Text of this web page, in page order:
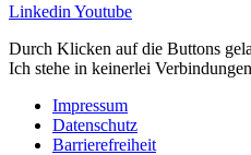
Linkedin Youtube
Durch Klicken auf die Buttons
Ich stehe in keinerlei
Impressum
Datenschutz
Barrierefreiheit